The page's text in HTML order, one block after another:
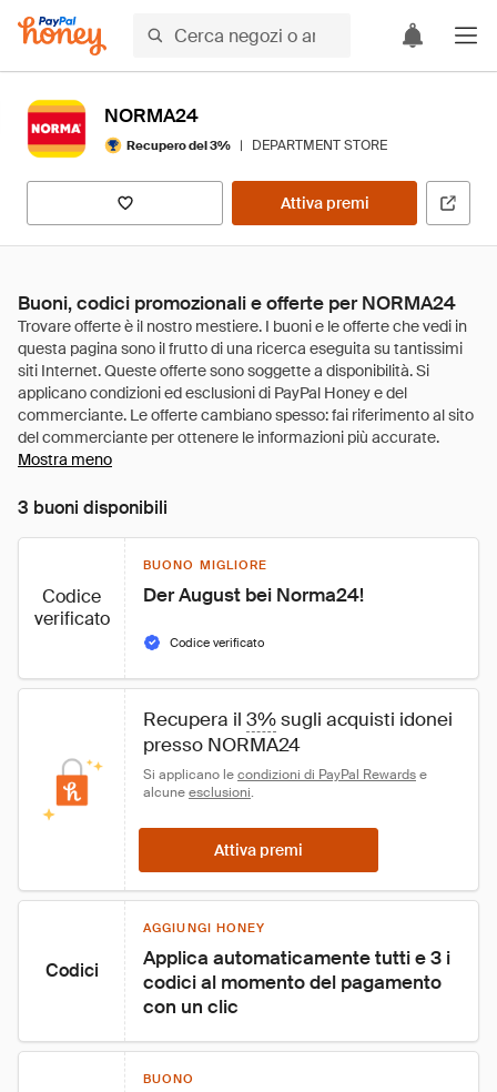
NORMA24
Recupero del 3% | DEPARTMENT STORE
Attiva premi
Buoni, codici promozionali e offerte per NORMA24
Mostra meno
3 buoni disponibili
Codice
verificato
BUONO MIGLIORE
Der August bei Norma24!
Codice verificato
Recupera il 3% sugli acquisti idonei
presso NORMA24
Si applicano le condizioni di PayPal Rewards e
alcune esclusioni.
Attiva premi
Codici
AGGIUNGI HONEY
Applica automaticamente tutti e 3 i
codici al momento del pagamento
con un clic
BUONO